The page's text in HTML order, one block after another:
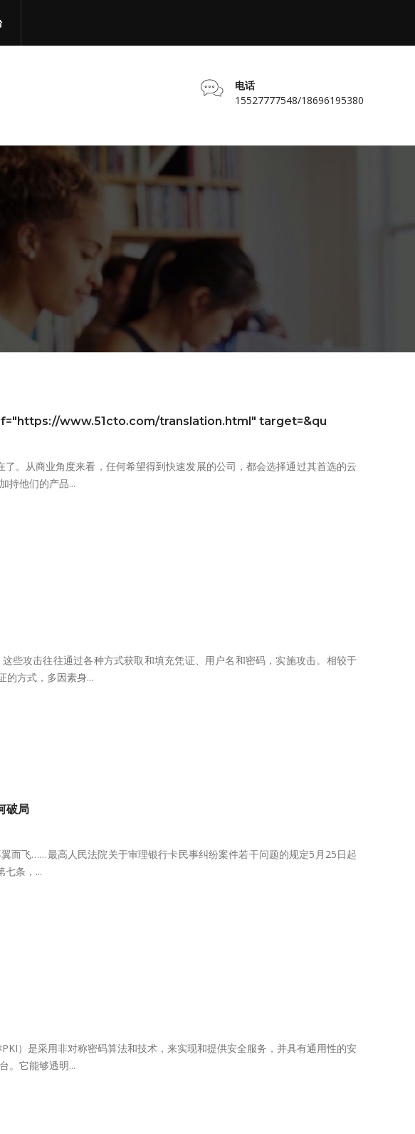
电话
15527777548/18696195380
www.51cto.com/translation.html" target=&qu
了。从商业角度来看，任何希望得到快速发展的公司，都会选择通过其首选的云
持他们的产品...
些攻击往往通过各种方式获取和填充凭证、用户名和密码，实施攻击。相较于
的方式，多因素身...
破局
而飞……最高人民法院关于审理银行卡民事纠纷案件若干问题的规定5月25日起
七条，...
）是采用非对称密码算法和技术，来实现和提供安全服务，并具有通用性的安
。它能够透明...